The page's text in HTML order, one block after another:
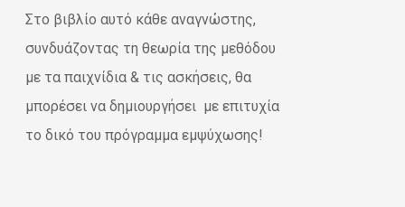
Στο βιβλίο αυτό κάθε αναγνώστης,
συνδυάζοντας τη θεωρία της μεθόδου
με τα παιχνίδια & τις ασκήσεις, θα
μπορέσει να δημιουργήσει με επιτυχία
το δικό του πρόγραμμα εμψύχωσης!